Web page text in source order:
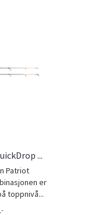
...
Patriot
er
toppnivå...